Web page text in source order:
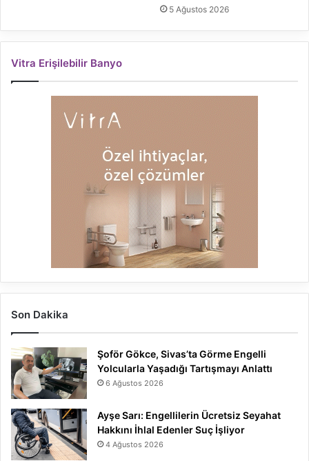
5 Ağustos 2026
Vitra Erişilebilir Banyo
Son Dakika
Şoför Gökce, Sivas’ta Görme Engelli
Yolcularla Yaşadığı Tartışmayı Anlattı
6 Ağustos 2026
Ayşe Sarı: Engellilerin Ücretsiz Seyahat
Hakkını İhlal Edenler Suç İşliyor
4 Ağustos 2026